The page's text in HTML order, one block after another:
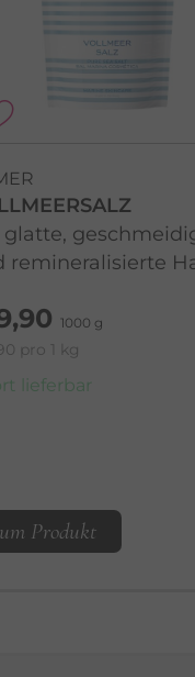
glatte,
remineralisierte
1000 g
pro 1 kg
lieferbar
Produkt